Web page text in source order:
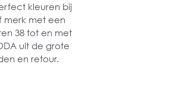
kleuren bij
merk met een
38 tot en met
uit de grote
en retour.